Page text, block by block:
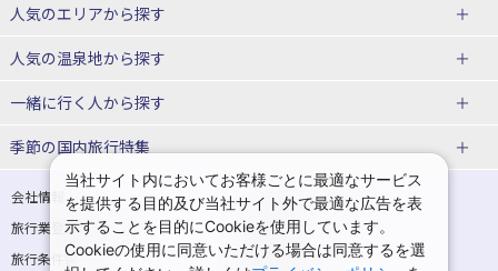
北海道旅行・ツアー
東北
青森旅行・ツアー
宮城旅行・ツアー
秋田旅行・ツアー
山形旅行・ツアー
福島旅行・ツアー
関東
人気のエリアから探す
函館旅行
仙台旅行
那須旅行 日光旅行
人気の温泉地から探す
北海道
湯の川温泉(北海道)
十勝川温泉(北海道)
阿寒湖温泉(北海道)
洞爺湖温泉(北海道)
川湯温泉(北海道)
層雲峡温泉(北海道)
知床温泉(北海道)
一緒に行く人から探す
一人旅 国内版
カップル・夫婦旅行 国内版
女子旅 国内版
卒業旅行・学生旅行 国内版
季節の国内旅行特集
桜・お花見特集
ゴールデンウィーク（GW）の国内
旅行
夏休み・お盆の国内旅行
7月の国内旅行
会社情報
プライバシーポリシー
旅行業登録票・約款
規約集
旅行条件書
商標について
当社サイト内においてお客様ごとに最適なサービス
を提供する目的及び当社サイト外で最適な広告を表
示することを目的にCookieを使用しています。
Cookieの使用に同意いただける場合は同意するを選